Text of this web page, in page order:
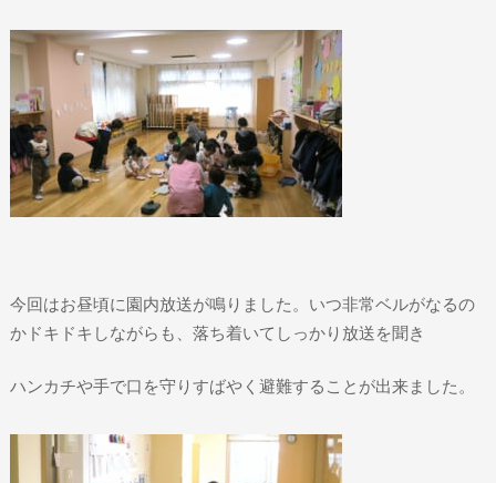
今回はお昼頃に園内放送が鳴りました。いつ非常ベルがなるの
かドキドキしながらも、落ち着いてしっかり放送を聞き
ハンカチや手で口を守りすばやく避難することが出来ました。